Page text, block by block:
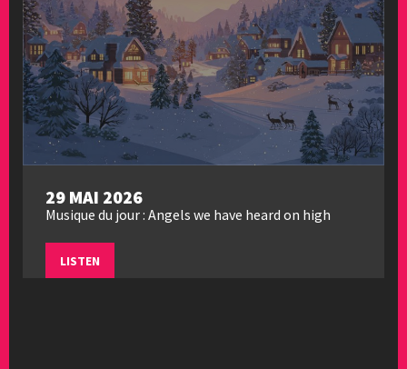
29 MAI 2026
Musique du jour : Angels we have heard on high
LISTEN